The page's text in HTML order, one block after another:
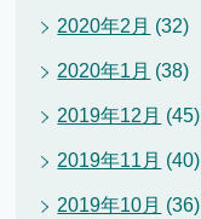
2020年2月 (32)
2020年1月 (38)
2019年12月 (45)
2019年11月 (40)
2019年10月 (36)